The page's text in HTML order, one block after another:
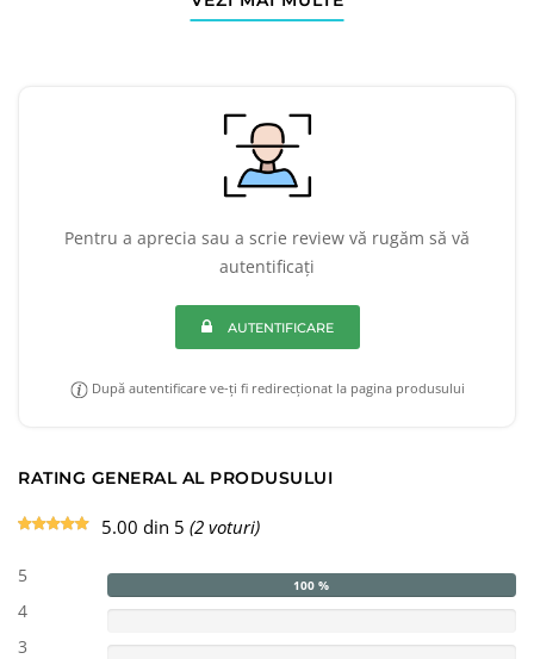
Pentru a aprecia sau a scrie review vă rugăm să vă
autentificați
AUTENTIFICARE
După autentificare ve-ți fi redirecționat la pagina produsului
RATING GENERAL AL PRODUSULUI
5.00 din 5 (2 voturi)
5 100 %
4
3